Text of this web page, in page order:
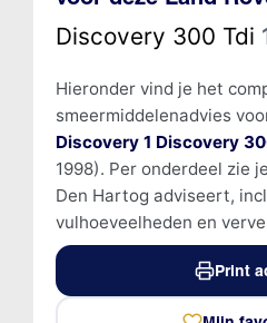
Discovery 300 Tdi
Hieronder vind je het
smeermiddelenadvies
Discovery 1 Discovery
1998). Per onderdeel zie
Den Hartog adviseert,
vulhoeveelheden en
Print